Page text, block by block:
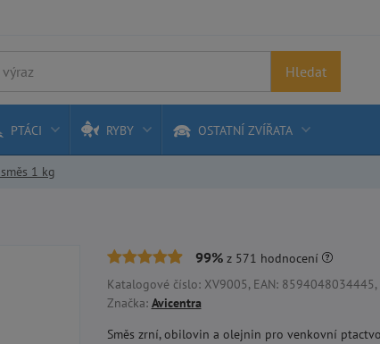
Hledat
PTÁCI RYBY OSTATNÍ ZVÍŘATA
1 kg
99%z 571 hodnocení
Katalogové číslo: XV9005, EAN:
Značka: Avicentra
Směs zrní, obilovin a olejnin pro venkovní